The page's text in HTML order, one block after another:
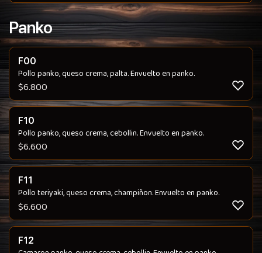
Panko
F00
Pollo panko, queso crema, palta. Envuelto en panko.
$6.800
F10
Pollo panko, queso crema, cebollin. Envuelto en panko.
$6.600
F11
Pollo teriyaki, queso crema, champiñon. Envuelto en panko.
$6.600
F12